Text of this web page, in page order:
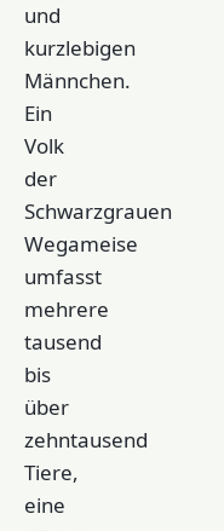
und
kurzlebigen
Männchen.
Ein
Volk
der
Schwarzgrauen
Wegameise
umfasst
mehrere
tausend
bis
über
zehntausend
Tiere,
eine